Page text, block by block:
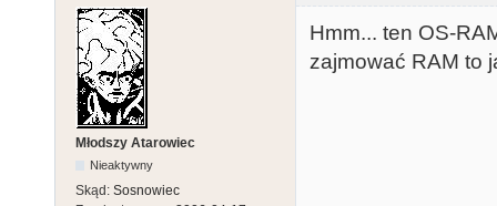
Młodszy Atarowiec
Nieaktywny
Skąd: Sosnowiec
Hmm... ten OS-
zajmować RAM to